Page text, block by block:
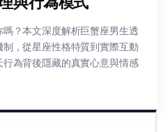
？本文深度解析巨蟹座男生透
，從星座性格特質到實際互動
為背後隱藏的真實心意與情感